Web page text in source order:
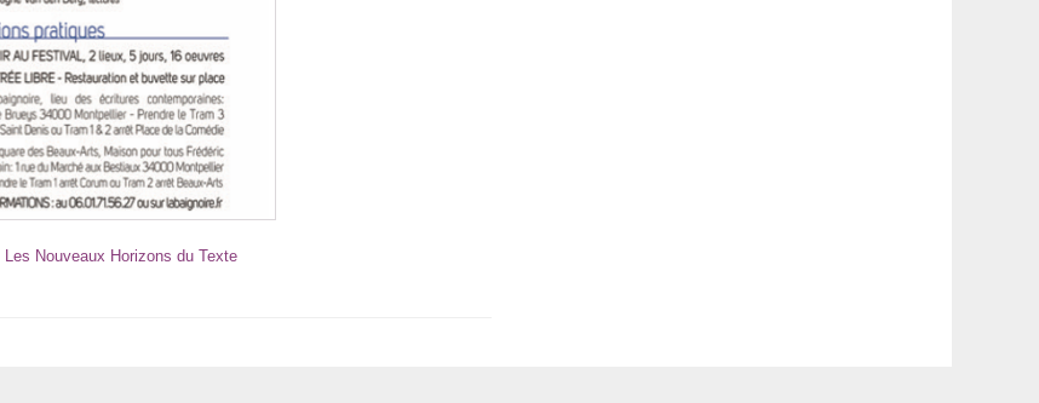
Les Nouveaux Horizons du Texte